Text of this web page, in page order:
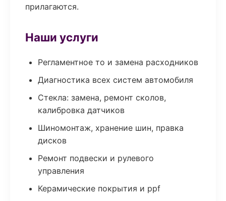
прилагаются.
Наши услуги
Регламентное то и замена расходников
Диагностика всех систем автомобиля
Стекла: замена, ремонт сколов,
калибровка датчиков
Шиномонтаж, хранение шин, правка
дисков
Ремонт подвески и рулевого
управления
Керамические покрытия и ppf